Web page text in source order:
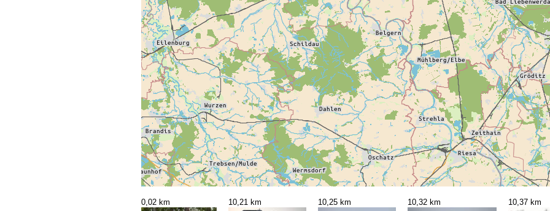
0,02 km 10,21 km 10,25 km 10,32 km 10,37 km